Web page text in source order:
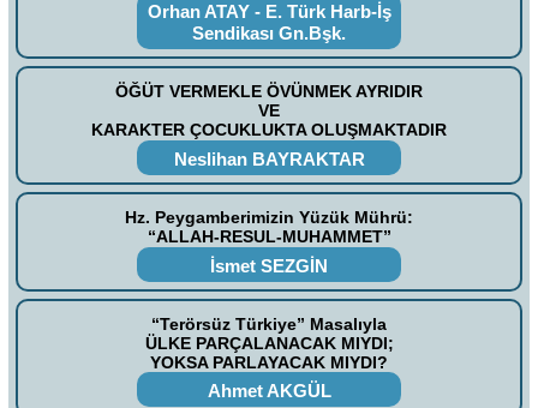
Orhan ATAY - E. Türk Harb-İş
Sendikası Gn.Bşk.
ÖĞÜT VERMEKLE ÖVÜNMEK AYRIDIR
VE
KARAKTER ÇOCUKLUKTA OLUŞMAKTADIR
Neslihan BAYRAKTAR
Hz. Peygamberimizin Yüzük Mührü:
“ALLAH-RESUL-MUHAMMET”
İsmet SEZGİN
“Terörsüz Türkiye” Masalıyla
ÜLKE PARÇALANACAK MIYDI;
YOKSA PARLAYACAK MIYDI?
Ahmet AKGÜL